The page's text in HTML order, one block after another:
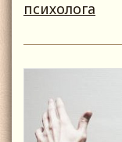
психолога